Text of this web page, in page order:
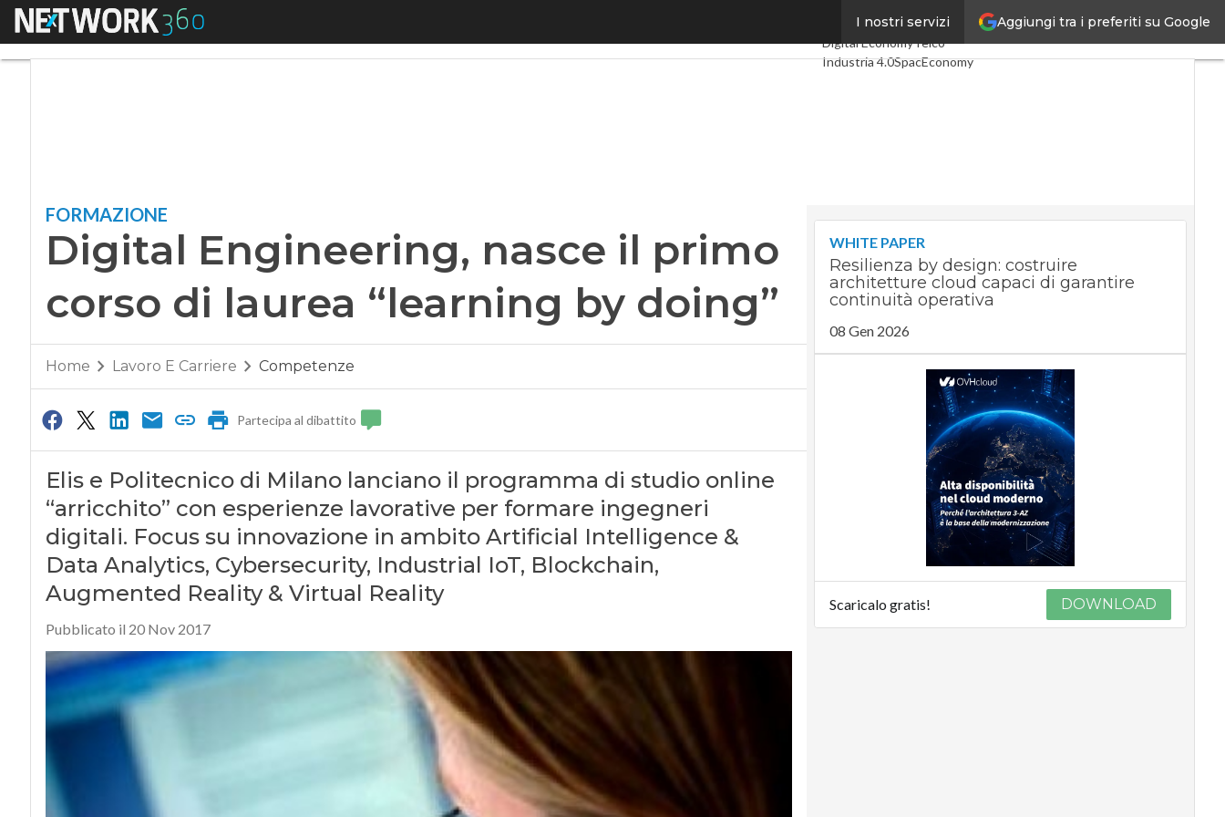
Aggiungi tra i preferiti su Google
I nostri servizi
Menu
Ultimi articoli
Digital EconomyTelco
Industria 4.0SpacEconomy
FORMAZIONE
Digital Engineering, nasce il primo
corso di laurea “learning by doing”
Home Lavoro E Carriere Competenze
Partecipa al dibattito
Elis e Politecnico di Milano lanciano il programma di studio online
“arricchito” con esperienze lavorative per formare ingegneri
digitali. Focus su innovazione in ambito Artificial Intelligence &
Data Analytics, Cybersecurity, Industrial IoT, Blockchain,
Augmented Reality & Virtual Reality
Pubblicato il 20 Nov 2017
WHITE PAPER
Resilienza by design: costruire
architetture cloud capaci di garantire
continuità operativa
08 Gen 2026
Scaricalo gratis! DOWNLOAD